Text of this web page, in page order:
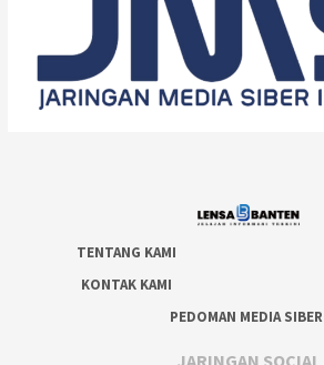
TENTANG KAMI
KONTAK KAMI
PEDOMAN MEDIA SIBER
JARINGAN SOCIAL